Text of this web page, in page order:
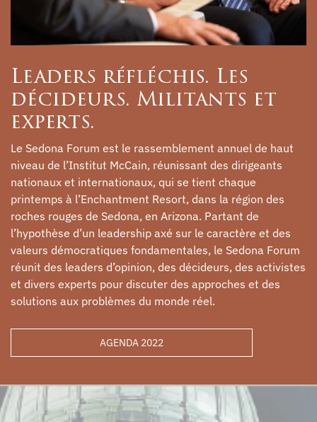
Leaders réfléchis. Les
décideurs. Militants et
experts.
Le Sedona Forum est le rassemblement annuel de haut
niveau de l’Institut McCain, réunissant des dirigeants
nationaux et internationaux, qui se tient chaque
printemps à l’Enchantment Resort, dans la région des
roches rouges de Sedona, en Arizona. Partant de
l’hypothèse d’un leadership axé sur le caractère et des
valeurs démocratiques fondamentales, le Sedona Forum
réunit des leaders d’opinion, des décideurs, des activistes
et divers experts pour discuter des approches et des
solutions aux problèmes du monde réel.
AGENDA 2022